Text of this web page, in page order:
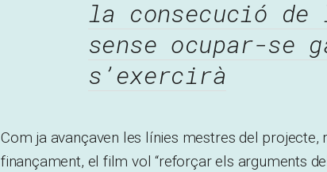
la consecució
sense ocupar-se
s’exercirà
Com ja avançaven les línies mestres del projecte,
finançament, el film vol “reforçar els arguments